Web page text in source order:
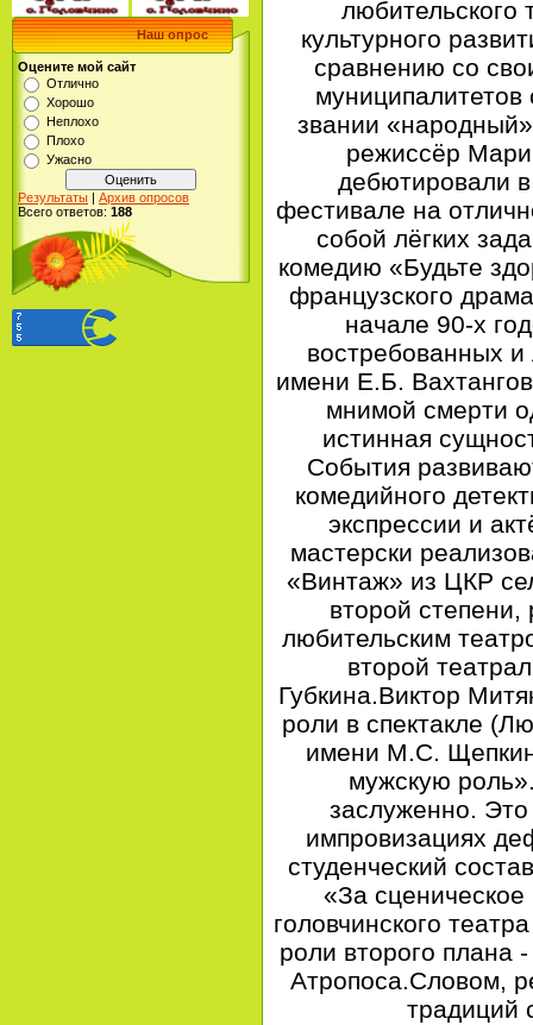
Наш опрос
Оцените мой сайт
Отлично
Хорошо
Неплохо
Плохо
Ужасно
Результаты | Архив опросов
Всего ответов: 188
любительского
культурного
сравнению со
муниципалитетов
звании
режиссёр
дебютировали
фестивале на
собой лёгких
комедию «Будьте
французского
начале 90-х
востребованных
имени Е.Б.
мнимой смерти
истинная
События
комедийного
экспрессии и
мастерски
«Винтаж» из ЦКР
второй степени,
любительским
второй
Губкина.Виктор
роли в спектакле
имени М.С.
мужскую
заслуженно.
импровизациях
студенческий
«За
головчинского
роли второго плана
Атропоса.Словом,
традиций